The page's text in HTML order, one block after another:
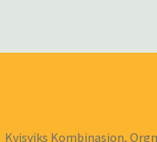
Kvisviks Kombinasjon,